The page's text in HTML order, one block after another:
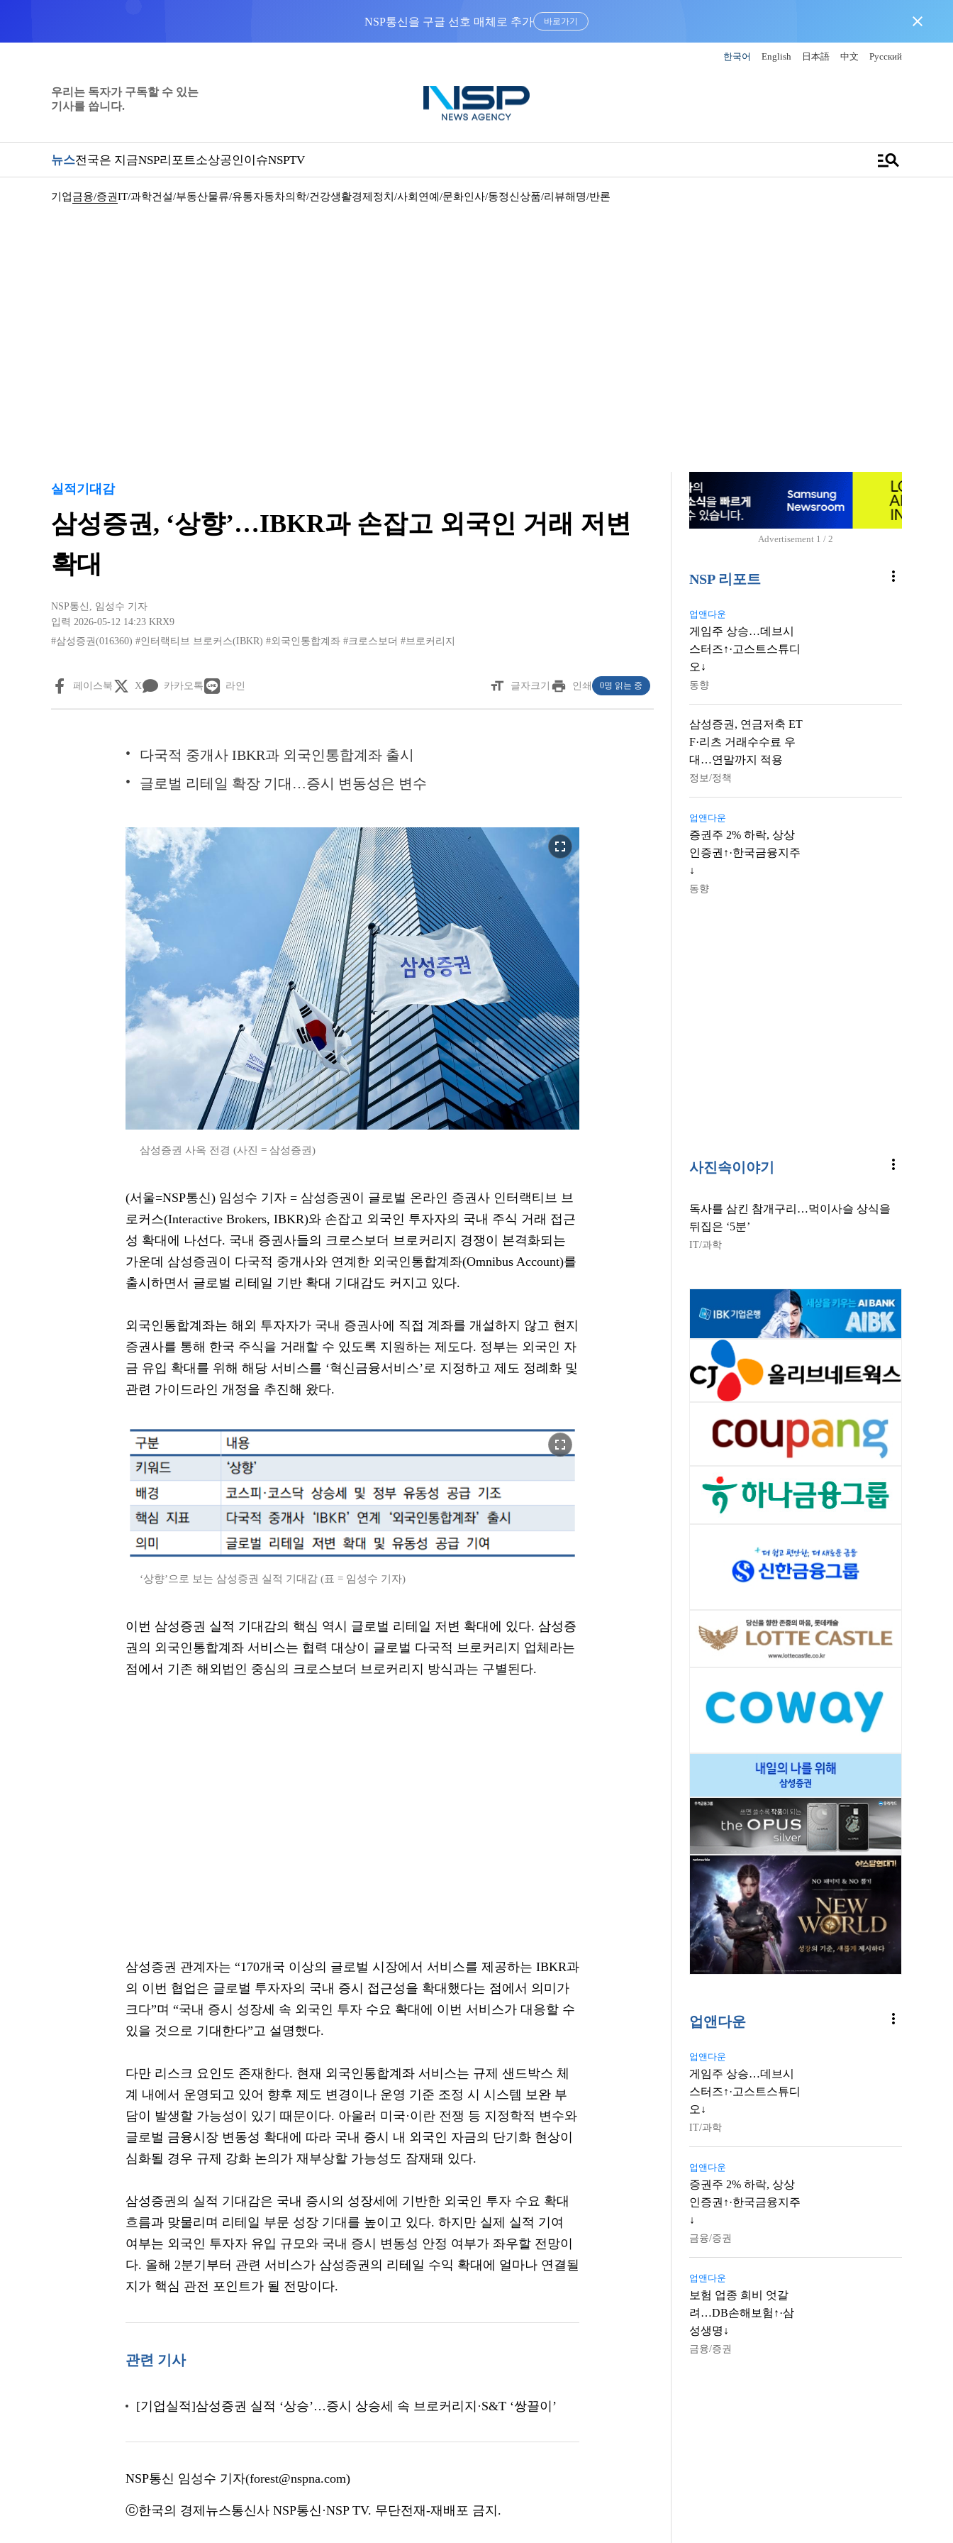
NSP통신을 구글 선호 매체로 추가 바로가기 close
한국어 English 日本語 中文 Русский
우리는 독자가 구독할 수 있는
기사를 씁니다.
뉴스전국은 지금NSP리포트소상공인이슈NSPTV manage_search
기업금융/증권IT/과학건설/부동산물류/유통자동차의학/건강생활경제 정치/사회 연예/문화인사/동정신상품/리뷰해명/반론
실적기대감
삼성증권, ‘상향’…IBKR과 손잡고 외국인 거래 저변
확대
NSP통신 , 임성수 기자
입력 2026-05-12 14:23 KRX9
#삼성증권(016360) #인터랙티브 브로커스(IBKR) #외국인통합계좌 #크로스보더 #브로커리지
페이스북 X 카카오톡 라인 format_size 글자크기 print 인쇄 0명 읽는 중
다국적 중개사 IBKR과 외국인통합계좌 출시
글로벌 리테일 확장 기대…증시 변동성은 변수
fullscreen
삼성증권 사옥 전경 (사진 = 삼성증권)
(서울=NSP통신) 임성수 기자 = 삼성증권이 글로벌 온라인 증권사 인터랙티브 브
로커스(Interactive Brokers, IBKR)와 손잡고 외국인 투자자의 국내 주식 거래 접근
성 확대에 나선다. 국내 증권사들의 크로스보더 브로커리지 경쟁이 본격화되는
가운데 삼성증권이 다국적 중개사와 연계한 외국인통합계좌(Omnibus Account)를
출시하면서 글로벌 리테일 기반 확대 기대감도 커지고 있다.
외국인통합계좌는 해외 투자자가 국내 증권사에 직접 계좌를 개설하지 않고 현지
증권사를 통해 한국 주식을 거래할 수 있도록 지원하는 제도다. 정부는 외국인 자
금 유입 확대를 위해 해당 서비스를 ‘혁신금융서비스’로 지정하고 제도 정례화 및
관련 가이드라인 개정을 추진해 왔다.
fullscreen
‘상향’으로 보는 삼성증권 실적 기대감 (표 = 임성수 기자)
이번 삼성증권 실적 기대감의 핵심 역시 글로벌 리테일 저변 확대에 있다. 삼성증
권의 외국인통합계좌 서비스는 협력 대상이 글로벌 다국적 브로커리지 업체라는
점에서 기존 해외법인 중심의 크로스보더 브로커리지 방식과는 구별된다.
삼성증권 관계자는 “170개국 이상의 글로벌 시장에서 서비스를 제공하는 IBKR과
의 이번 협업은 글로벌 투자자의 국내 증시 접근성을 확대했다는 점에서 의미가
크다”며 “국내 증시 성장세 속 외국인 투자 수요 확대에 이번 서비스가 대응할 수
있을 것으로 기대한다”고 설명했다.
다만 리스크 요인도 존재한다. 현재 외국인통합계좌 서비스는 규제 샌드박스 체
계 내에서 운영되고 있어 향후 제도 변경이나 운영 기준 조정 시 시스템 보완 부
담이 발생할 가능성이 있기 때문이다. 아울러 미국·이란 전쟁 등 지정학적 변수와
글로벌 금융시장 변동성 확대에 따라 국내 증시 내 외국인 자금의 단기화 현상이
심화될 경우 규제 강화 논의가 재부상할 가능성도 잠재돼 있다.
삼성증권의 실적 기대감은 국내 증시의 성장세에 기반한 외국인 투자 수요 확대
흐름과 맞물리며 리테일 부문 성장 기대를 높이고 있다. 하지만 실제 실적 기여
여부는 외국인 투자자 유입 규모와 국내 증시 변동성 안정 여부가 좌우할 전망이
다. 올해 2분기부터 관련 서비스가 삼성증권의 리테일 수익 확대에 얼마나 연결될
지가 핵심 관전 포인트가 될 전망이다.
관련 기사
[기업실적]삼성증권 실적 ‘상승’…증시 상승세 속 브로커리지·S&T ‘쌍끌이’
NSP통신 임성수 기자(forest@nspna.com)
ⓒ한국의 경제뉴스통신사 NSP통신·NSP TV. 무단전재-재배포 금지.
Advertisement 1 / 2
NSP 리포트 more_vert
업앤다운
게임주 상승…데브시
스터즈↑·고스트스튜디
오↓
동향
삼성증권, 연금저축 ET
F·리츠 거래수수료 우
대…연말까지 적용
정보/정책
업앤다운
증권주 2% 하락, 상상
인증권↑·한국금융지주
↓
동향
사진속이야기 more_vert
독사를 삼킨 참개구리…먹이사슬 상식을
뒤집은 ‘5분’
IT/과학
업앤다운 more_vert
업앤다운
게임주 상승…데브시
스터즈↑·고스트스튜디
오↓
IT/과학
업앤다운
증권주 2% 하락, 상상
인증권↑·한국금융지주
↓
금융/증권
업앤다운
보험 업종 희비 엇갈
려…DB손해보험↑·삼
성생명↓
금융/증권